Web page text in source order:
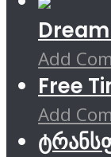
Add
Free
Add